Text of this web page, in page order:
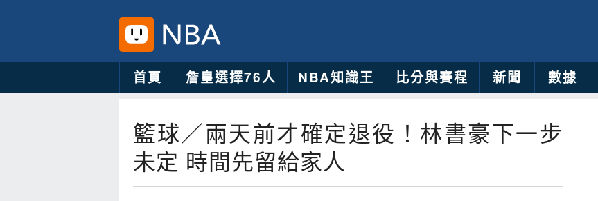
首頁 詹皇選擇76人 NBA知識王 比分與賽程 新聞 數據
籃球／兩天前才確定退役！林書豪下一步
未定 時間先留給家人